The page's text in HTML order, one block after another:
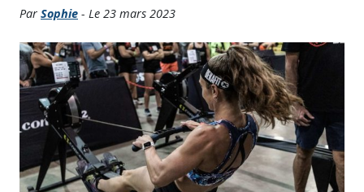
Par Sophie - Le 23 mars 2023